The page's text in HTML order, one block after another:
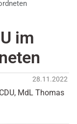
im
28.11.2022
MdL Thomas